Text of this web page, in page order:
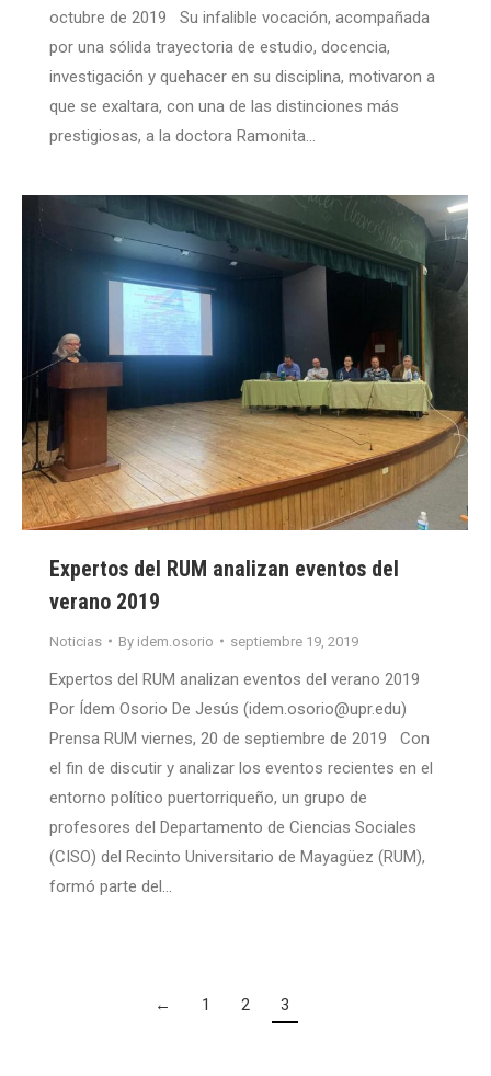
octubre de 2019 Su infalible vocación, acompañada
por una sólida trayectoria de estudio, docencia,
investigación y quehacer en su disciplina, motivaron a
que se exaltara, con una de las distinciones más
prestigiosas, a la doctora Ramonita…
Expertos del RUM analizan eventos del
verano 2019
Noticias By idem.osorio septiembre 19, 2019
Expertos del RUM analizan eventos del verano 2019
Por Ídem Osorio De Jesús (idem.osorio@upr.edu)
Prensa RUM viernes, 20 de septiembre de 2019 Con
el fin de discutir y analizar los eventos recientes en el
entorno político puertorriqueño, un grupo de
profesores del Departamento de Ciencias Sociales
(CISO) del Recinto Universitario de Mayagüez (RUM),
formó parte del…
← 1 2 3